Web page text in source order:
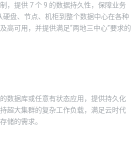
，提供 7 个 9 的数据持久性，保障业务
硬盘、节点、机柜到整个数据中心在各种
高可用，并提供满足“两地三中心”要求的
数据库或任意有状态应用，提供持久化
超大集群的复杂工作负载，满足云时代
储的需求。